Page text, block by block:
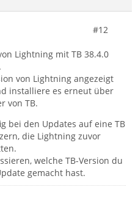
#12
Lightning mit TB 38.4.0
von Lightning angezeigt
installiere es erneut über
von TB.
bei den Updates auf eine TB
die Lightning zuvor
welche TB-Version du
gemacht hast.